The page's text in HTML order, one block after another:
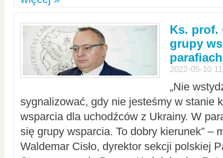
Ks. prof.
grupy
parafiach
2022-05-10
„Nie
sygnalizować, gdy nie jesteśmy w stanie
wsparcia dla uchodźców z Ukrainy. W
się grupy wsparcia. To dobry kierunek” –
Waldemar Cisło, dyrektor sekcji polskiej